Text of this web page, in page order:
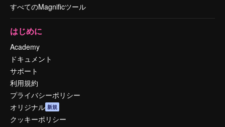
すべてのMagnificツール
はじめに
Academy
ドキュメント
サポート
利用規約
プライバシーポリシー
オリジナル 新規
クッキーポリシー